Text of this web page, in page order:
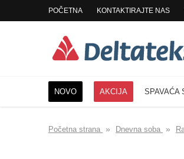
POČETNA KONTAKTIRAJTE NAS
NOVO AKCIJA SPAVAĆA
Početna strana » Dnevna soba »